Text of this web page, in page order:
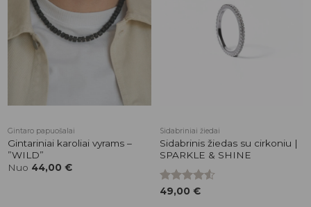
Pridėti į
patikusios
prekės
Gintaro papuošalai
Gintariniai karoliai vyrams –
”WILD”
Nuo 44,00 €
Sidabriniai žiedai
Sidabrinis žiedas su cirkoniu |
SPARKLE & SHINE
Įvertinimas:
49,00 €